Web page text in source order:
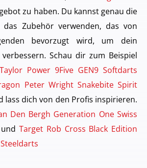
zu haben. Du kannst genau die
Zubehör verwenden, das von
bevorzugt wird, um dein
Schau dir zum Beispiel
Power 9Five GEN9 Softdarts
Peter Wright Snakebite Spirit
lass dich von den Profis inspirieren.
Den Bergh Generation One Swiss
undTarget Rob Cross Black Edition